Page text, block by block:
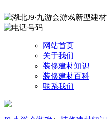
网站首页
关于我们
装修建材知识
装修建材百科
联系我们